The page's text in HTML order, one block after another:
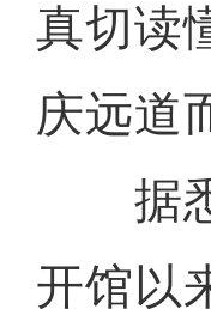
真切读
庆远道
据悉
开馆以